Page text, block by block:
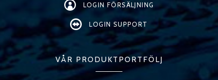
LOGIN FÖRSÄLJNING
LOGIN SUPPORT
VÅR PRODUKTPORTFÖLJ